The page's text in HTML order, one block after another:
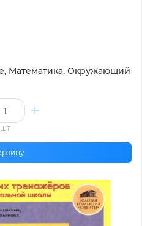
Математика, Окружающий
шт